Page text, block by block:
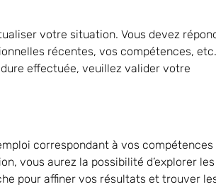
votre situation. Vous devez
récentes, vos compétences, etc.
effectuée, veuillez valider votre
correspondant à vos compétences
vous aurez la possibilité d’explorer les
pour affiner vos résultats et trouver